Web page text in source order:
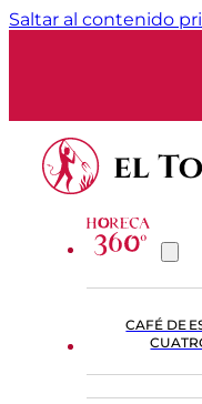
Saltar al contenido
CAFÉ DE